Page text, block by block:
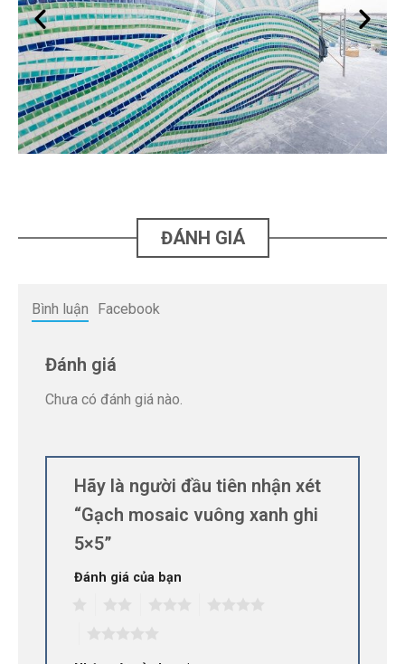
ĐÁNH GIÁ
Bình luận Facebook
Đánh giá
Chưa có đánh giá nào.
Hãy là người đầu tiên nhận xét
“Gạch mosaic vuông xanh ghi
5×5”
Đánh giá của bạn